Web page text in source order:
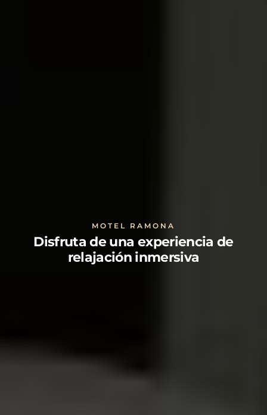
MOTEL RAMONA
Disfruta de una experiencia de
relajación inmersiva